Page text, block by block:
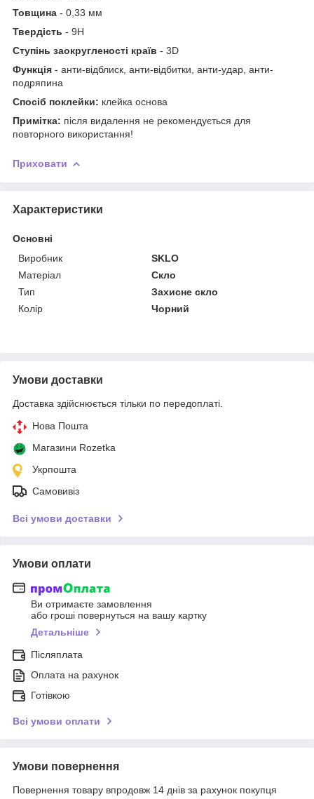
Товщина - 0,33 мм
Твердість - 9H
Ступінь заокругленості країв - 3D
Функція - анти-відблиск, анти-відбитки, анти-удар, анти-
подряпина
Спосіб поклейки: клейка основа
Примітка: після видалення не рекомендується для
повторного використання!
Приховати
Характеристики
Основні
Виробник
SKLO
Матеріал
Скло
Тип
Захисне скло
Колір
Чорний
Умови доставки
Доставка здійснюється тільки по передоплаті.
Нова Пошта
Магазини Rozetka
Укрпошта
Самовивіз
Всі умови доставки
Умови оплати
Ви отримаєте замовлення
або гроші повернуться на вашу картку
Детальніше
Післяплата
Оплата на рахунок
Готівкою
Всі умови оплати
Умови повернення
Повернення товару впродовж 14 днів за рахунок покупця